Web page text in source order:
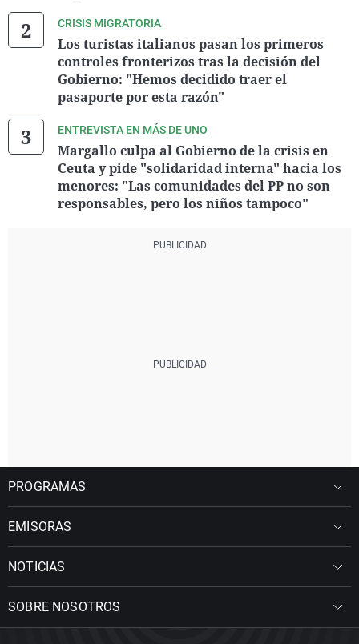
CRISIS MIGRATORIA
Los turistas italianos pasan los primeros
controles fronterizos tras la decisión del
Gobierno: "Hemos decidido traer el
pasaporte por esta razón"
ENTREVISTA EN MÁS DE UNO
Margallo culpa al Gobierno de la crisis en
Ceuta y pide "solidaridad interna" hacia los
menores: "Las comunidades del PP no son
responsables, pero los niños tampoco"
PROGRAMAS
EMISORAS
NOTICIAS
SOBRE NOSOTROS